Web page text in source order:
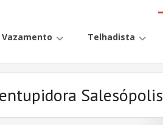
Vazamento Telhadista
Salesópolis